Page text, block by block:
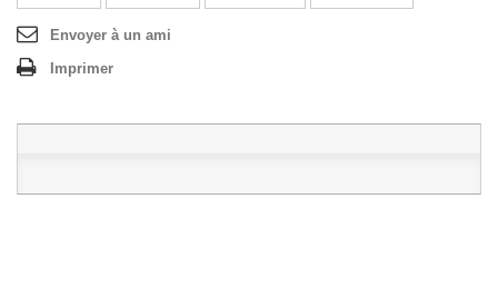
Envoyer à un ami
Imprimer